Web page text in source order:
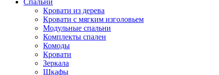
Спальни
Кровати из дерева
Кровати с мягким изголовьем
Модульные спальни
Комплекты спален
Комоды
Кровати
Зеркала
Шкафы